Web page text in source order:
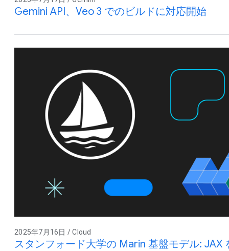
Gemini API、Veo 3 でのビルドに対応開始
2025年7月16日 / Cloud
スタンフォード大学の Marin 基盤モデル: JAX